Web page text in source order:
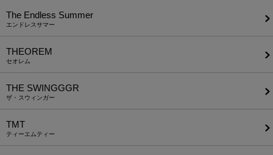
The Endless Summer
エンドレスサマー
THEOREM
セオレム
THE SWINGGGR
ザ・スウィンガー
TMT
ティーエムティー